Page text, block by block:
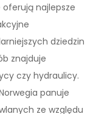
oferują najlepsze
dziedzin
znajduje
czy hydraulicy.
panuje
ze względu